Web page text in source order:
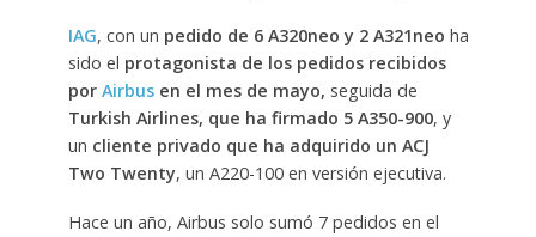
IAG, con un pedido de 6 A320neo y 2 A321neo ha
sido el protagonista de los pedidos recibidos
por Airbusen el mes de mayo, seguida de
Turkish Airlines, que ha firmado 5 A350-900, y
un cliente privado que ha adquirido un ACJ
Two Twenty, un A220-100 en versión ejecutiva.
Hace un año, Airbus solo sumó 7 pedidos en el